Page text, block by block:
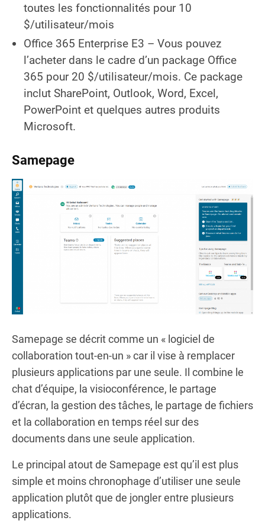
toutes les fonctionnalités pour 10
$/utilisateur/mois
Office 365 Enterprise E3 – Vous pouvez
l’acheter dans le cadre d’un package Office
365 pour 20 $/utilisateur/mois. Ce package
inclut SharePoint, Outlook, Word, Excel,
PowerPoint et quelques autres produits
Microsoft.
Samepage
Samepage se décrit comme un « logiciel de
collaboration tout-en-un » car il vise à remplacer
plusieurs applications par une seule. Il combine le
chat d’équipe, la visioconférence, le partage
d’écran, la gestion des tâches, le partage de fichiers
et la collaboration en temps réel sur des
documents dans une seule application.
Le principal atout de Samepage est qu’il est plus
simple et moins chronophage d’utiliser une seule
application plutôt que de jongler entre plusieurs
applications.